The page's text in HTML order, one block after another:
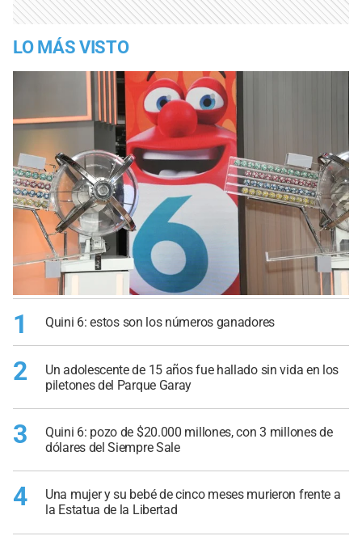
LO MÁS VISTO
1 Quini 6: estos son los números ganadores
2
Un adolescente de 15 años fue hallado sin vida en los
piletones del Parque Garay
3
Quini 6: pozo de $20.000 millones, con 3 millones de
dólares del Siempre Sale
4
Una mujer y su bebé de cinco meses murieron frente a
la Estatua de la Libertad